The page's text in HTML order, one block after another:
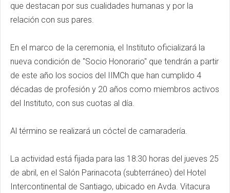
que destacan por sus cualidades humanas y por la
relación con sus pares.
En el marco de la ceremonia, el Instituto oficializará la
nueva condición de "Socio Honorario" que tendrán a partir
de este año los socios del IIMCh que han cumplido 4
décadas de profesión y 20 años como miembros activos
del Instituto, con sus cuotas al día.
Al término se realizará un cóctel de camaradería.
La actividad está fijada para las 18:30 horas del jueves 25
de abril, en el Salón Parinacota (subterráneo) del Hotel
Intercontinental de Santiago, ubicado en Avda. Vitacura